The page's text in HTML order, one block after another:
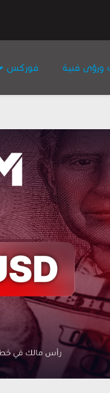
ورؤى فنية فوركس